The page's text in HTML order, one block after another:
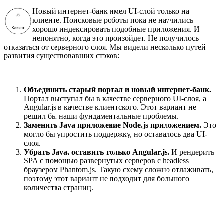
Новый интернет-банк имел UI-слой только на
клиенте. Поисковые роботы пока не научились
хорошо индексировать подобные приложения. И
непонятно, когда это произойдет. Не получилось
отказаться от серверного слоя. Мы видели несколько путей
развития существовавших стэков:
Объединить старый портал и новый интернет-банк.
Портал выступал бы в качестве серверного UI-слоя, а
Angular.js в качестве клиентского. Этот вариант не
решил бы наши фундаментальные проблемы.
Заменить Java приложение Node.js приложением. Это
могло бы упростить поддержку, но оставалось два UI-
слоя.
Убрать Java, оставить только Angular.js. И рендерить
SPA с помощью развернутых серверов с headless
браузером Phantom.js. Такую схему сложно отлаживать,
поэтому этот вариант не подходит для большого
количества страниц.